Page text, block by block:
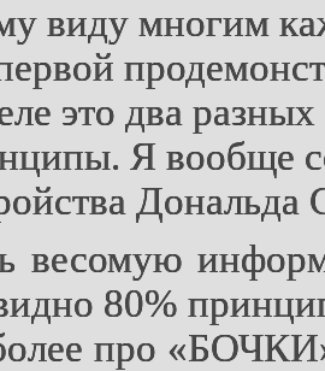
виду многим
это два
Я вообще
Дональда
весомую
80%
про